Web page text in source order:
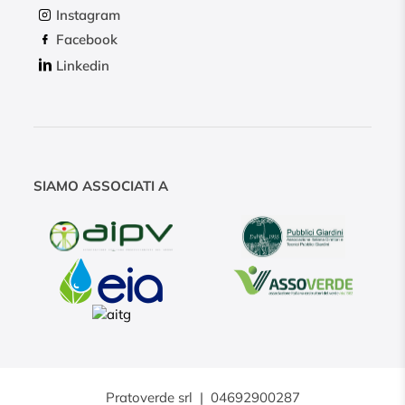
Instagram
Facebook
Linkedin
SIAMO ASSOCIATI A
Pratoverde srl | 04692900287